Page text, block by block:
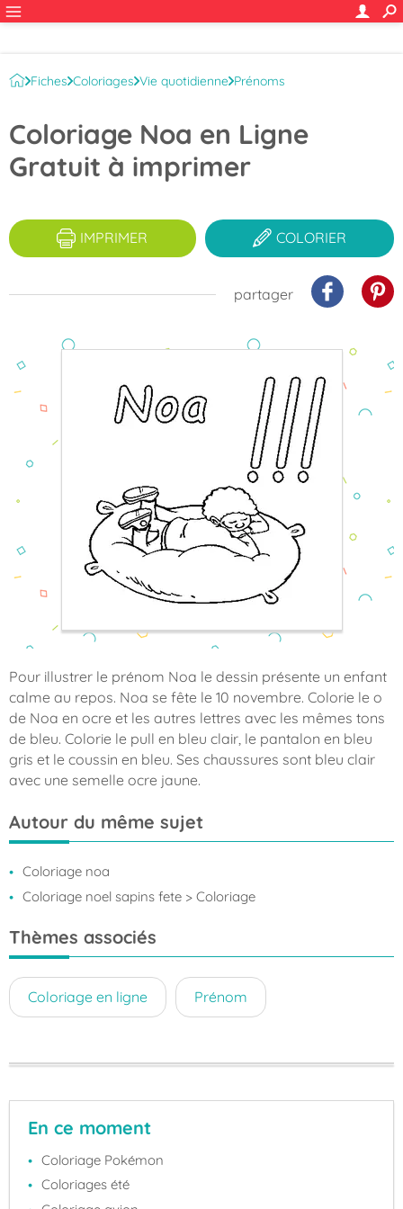
Fiches Coloriages Vie quotidienne Prénoms
Coloriage Noa en Ligne
Gratuit à imprimer
IMPRIMER COLORIER
partager
Pour illustrer le prénom Noa le dessin présente un enfant
calme au repos. Noa se fête le 10 novembre. Colorie le o
de Noa en ocre et les autres lettres avec les mêmes tons
de bleu. Colorie le pull en bleu clair, le pantalon en bleu
gris et le coussin en bleu. Ses chaussures sont bleu clair
avec une semelle ocre jaune.
Autour du même sujet
Coloriage noa
Coloriage noel sapins fete > Coloriage
Thèmes associés
Coloriage en ligne Prénom
En ce moment
Coloriage Pokémon
Coloriages été